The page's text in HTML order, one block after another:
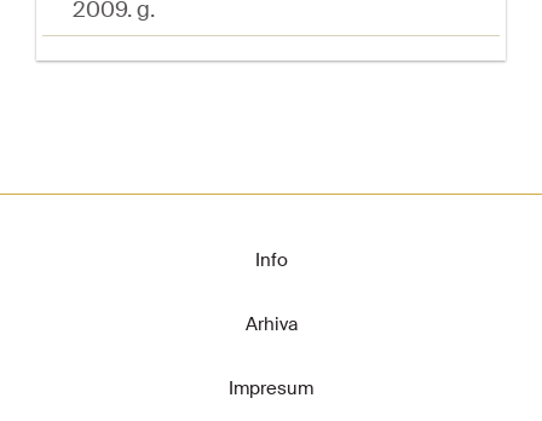
2009. g.
Info
Arhiva
Impresum